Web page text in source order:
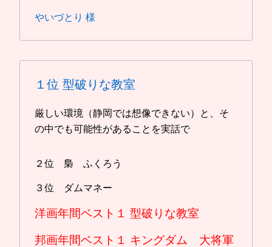
やいづとり 様
１位 型破りな教室
厳しい環境（静岡では想像できない）と、そ
の中でも可能性があることを実話で
２位 梟 ふくろう
３位 ダムマネー
洋画年間ベスト１ 型破りな教室
邦画年間ベスト１ キングダム 大将軍